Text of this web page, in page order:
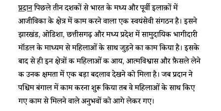
प्रदानपिछले तीन दशकों से भारत के मध्य और पूर्वी इलाक़ों में
आजीविका के क्षेत्र में काम करने वाला एक स्वयंसेवी संगठन है। इसने
झारखंड, ओडिशा, छत्तीसगढ़ और मध्य प्रदेश में सामुदायिक भागीदारी
मॉडल के माध्यम से महिलाओं के साथ जुड़ने का काम किया है। इसके
बाद से ही इन क्षेत्रों की महिलाओं की आय, आत्मविश्वास और फ़ैसले लेने
की उनकी क्षमता में एक बड़ा बदलाव देखने को मिला है। जब प्रदान ने
पश्चिम बंगाल में काम करना शुरू किया तब वे महिलाओं के साथ किए
गए काम से मिलने वाले अनुभवों को आगे लेकर गए।